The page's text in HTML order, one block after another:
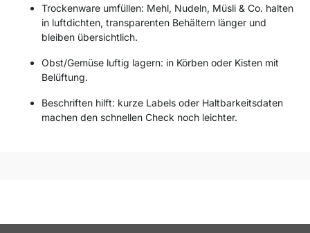
Trockenware umfüllen: Mehl, Nudeln, Müsli & Co. halten
in luftdichten, transparenten Behältern länger und
bleiben übersichtlich.
Obst/Gemüse luftig lagern: in Körben oder Kisten mit
Belüftung.
Beschriften hilft: kurze Labels oder Haltbarkeitsdaten
machen den schnellen Check noch leichter.